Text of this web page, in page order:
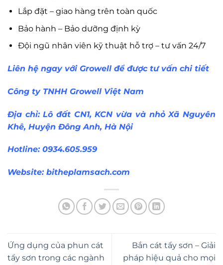
Lắp đặt – giao hàng trên toàn quốc
Bảo hành – Bảo dưỡng định kỳ
Đội ngũ nhân viên kỹ thuật hỗ trợ – tư vấn 24/7
Liên hệ ngay với Growell để được tư vấn chi tiết
Công ty TNHH Growell Việt Nam
Địa chỉ: Lô đất CN1, KCN vừa và nhỏ Xã Nguyên
Khê, Huyện Đông Anh, Hà Nội
Hotline: 0934.605.959
Website: bitheplamsach.com
Ứng dụng của phun cát
tẩy sơn trong các ngành
Bắn cát tẩy sơn – Giải
pháp hiệu quả cho mọi